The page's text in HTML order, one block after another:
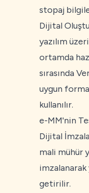
stopaj
Dijital
yazılım
ortamda
sırasında
uygun
kullanılır.
e-MM'nin
Dijital
mali mühür
imzalanarak
getirilir.